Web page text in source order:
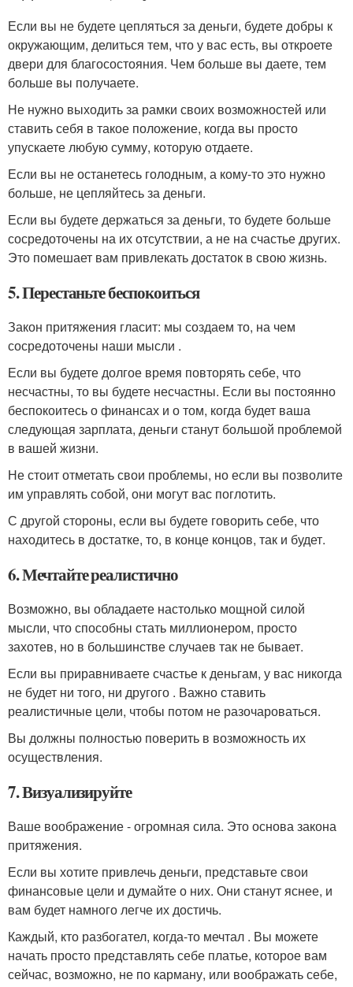
Если вы не будете цепляться за деньги, будете добры к
окружающим, делиться тем, что у вас есть, вы откроете
двери для благосостояния. Чем больше вы даете, тем
больше вы получаете.
Не нужно выходить за рамки своих возможностей или
ставить себя в такое положение, когда вы просто
упускаете любую сумму, которую отдаете.
Если вы не останетесь голодным, а кому-то это нужно
больше, не цепляйтесь за деньги.
Если вы будете держаться за деньги, то будете больше
сосредоточены на их отсутствии, а не на счастье других.
Это помешает вам привлекать достаток в свою жизнь.
5. Перестаньте беспокоиться
Закон притяжения гласит: мы создаем то, на чем
сосредоточены наши мысли .
Если вы будете долгое время повторять себе, что
несчастны, то вы будете несчастны. Если вы постоянно
беспокоитесь о финансах и о том, когда будет ваша
следующая зарплата, деньги станут большой проблемой
в вашей жизни.
Не стоит отметать свои проблемы, но если вы позволите
им управлять собой, они могут вас поглотить.
С другой стороны, если вы будете говорить себе, что
находитесь в достатке, то, в конце концов, так и будет.
6. Мечтайте реалистично
Возможно, вы обладаете настолько мощной силой
мысли, что способны стать миллионером, просто
захотев, но в большинстве случаев так не бывает.
Если вы приравниваете счастье к деньгам, у вас никогда
не будет ни того, ни другого . Важно ставить
реалистичные цели, чтобы потом не разочароваться.
Вы должны полностью поверить в возможность их
осуществления.
7. Визуализируйте
Ваше воображение - огромная сила. Это основа закона
притяжения.
Если вы хотите привлечь деньги, представьте свои
финансовые цели и думайте о них. Они станут яснее, и
вам будет намного легче их достичь.
Каждый, кто разбогател, когда-то мечтал . Вы можете
начать просто представлять себе платье, которое вам
сейчас, возможно, не по карману, или воображать себе,